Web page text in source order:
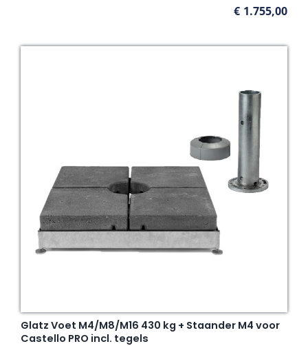
€ 1.755,00
Glatz Voet M4/M8/M16 430 kg + Staander M4 voor
Castello PRO incl. tegels